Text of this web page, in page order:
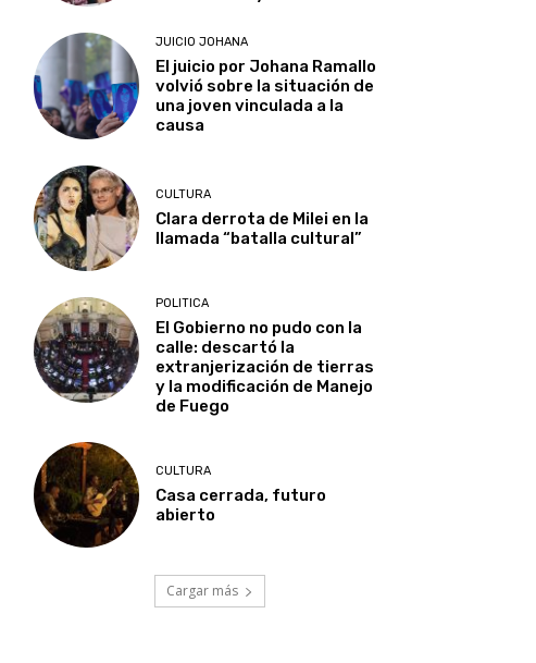
JUICIO JOHANA
El juicio por Johana Ramallo
volvió sobre la situación de
una joven vinculada a la
causa
CULTURA
Clara derrota de Milei en la
llamada “batalla cultural”
POLITICA
El Gobierno no pudo con la
calle: descartó la
extranjerización de tierras
y la modificación de Manejo
de Fuego
CULTURA
Casa cerrada, futuro
abierto
Cargar más